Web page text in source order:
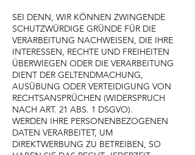
SEI DENN, WIR KÖNNEN ZWINGENDE
SCHUTZWÜRDIGE GRÜNDE FÜR DIE
VERARBEITUNG NACHWEISEN, DIE IHRE
INTERESSEN, RECHTE UND FREIHEITEN
ÜBERWIEGEN ODER DIE VERARBEITUNG
DIENT DER GELTENDMACHUNG,
AUSÜBUNG ODER VERTEIDIGUNG VON
RECHTSANSPRÜCHEN (WIDERSPRUCH
NACH ART. 21 ABS. 1 DSGVO).
WERDEN IHRE PERSONENBEZOGENEN
DATEN VERARBEITET, UM
DIREKTWERBUNG ZU BETREIBEN, SO